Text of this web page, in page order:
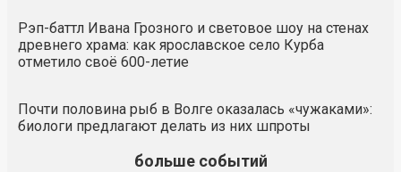
Рэп-баттл Ивана Грозного и световое шоу на стенах
древнего храма: как ярославское село Курба
отметило своё 600-летие
Почти половина рыб в Волге оказалась «чужаками»:
биологи предлагают делать из них шпроты
больше событий